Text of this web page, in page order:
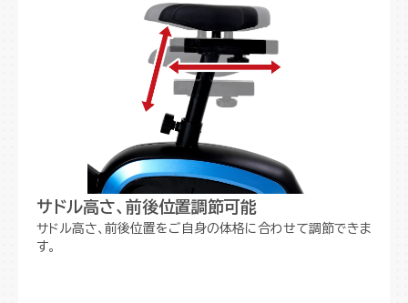
サドル高さ、前後位置調節可能
サドル高さ、前後位置をご自身の体格に合わせて調節できま
す。